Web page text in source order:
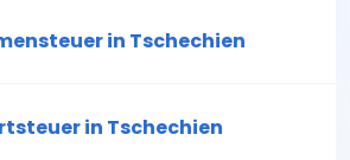
in Tschechien
in Tschechien